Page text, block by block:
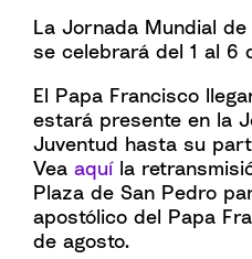
La Jornada Mundial
se celebrará del 1 al 6
El Papa Francisco
estará presente en la
Juventud hasta su
Vea aquíla
Plaza de San Pedro
apostólico del Papa
de agosto.